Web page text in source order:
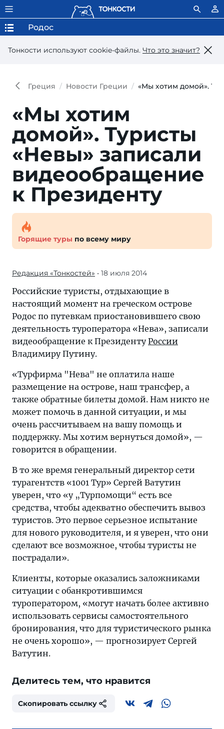
Тонкости используют сookie-файлы. Что это значит?
Родос
Греция Новости Греции «Мы хотим домой».
«Мы хотим
домой». Туристы
«Невы» записали
видеообращение
к Президенту
Горящие туры по всему миру
Редакция «Тонкостей» • 18 июля 2014
Российские туристы, отдыхающие в
настоящий момент на греческом острове
Родос по путевкам приостановившего свою
деятельность туроператора «Нева», записали
видеообращение к ПрезидентуРоссии
Владимиру Путину.
«Турфирма "Нева" не оплатила наше
размещение на острове, наш трансфер, а
также обратные билеты домой. Нам никто не
может помочь в данной ситуации, и мы
очень рассчитываем на вашу помощь и
поддержку. Мы хотим вернуться домой», —
говорится в обращении.
В то же время генеральный директор сети
турагентств «1001 Тур» Сергей Ватутин
уверен, что «у „Турпомощи“ есть все
средства, чтобы адекватно обеспечить вывоз
туристов. Это первое серьезное испытание
для нового руководителя, и я уверен, что они
сделают все возможное, чтобы туристы не
пострадали».
Клиенты, которые оказались заложниками
ситуации с обанкротившимся
туроператором, «могут начать более активно
использовать сервисы самостоятельного
бронирования, что для туристического рынка
не очень хорошо», — прогнозирует Сергей
Ватутин.
Делитесь тем, что нравится
Скопировать ссылку